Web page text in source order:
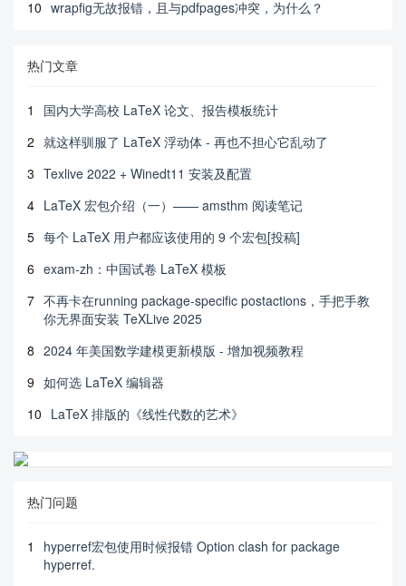
10 wrapfig无故报错，且与pdfpages冲突，为什么？
热门文章
1
国内大学高校 LaTeX 论文、报告模板统计
2 就这样驯服了 LaTeX 浮动体 - 再也不担心它乱动了
3 Texlive 2022 + Winedt11 安装及配置
4 LaTeX 宏包介绍（一）—— amsthm 阅读笔记
5 每个 LaTeX 用户都应该使用的 9 个宏包[投稿]
6 exam-zh：中国试卷 LaTeX 模板
7 不再卡在running package-specific postactions，手把手教
你无界面安装 TeXLive 2025
8 2024 年美国数学建模更新模版 - 增加视频教程
9 如何选 LaTeX 编辑器
10 LaTeX 排版的《线性代数的艺术》
热门问题
1
hyperref宏包使用时候报错 Option clash for package
hyperref.